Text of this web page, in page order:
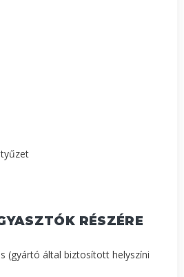
RÉSZÉRE
(gyártó által biztosított helyszíni